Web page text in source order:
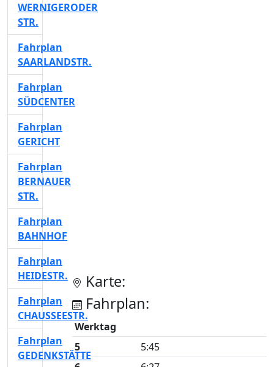
Karte:
Fahrplan:
Werktag
5
5:45
WERNIGERODER
STR.
Fahrplan
SAARLANDSTR.
Fahrplan
SÜDCENTER
Fahrplan
GERICHT
Fahrplan
BERNAUER
STR.
Fahrplan
BAHNHOF
Fahrplan
HEIDESTR.
Fahrplan
CHAUSSEESTR.
Fahrplan
GEDENKSTÄTTE